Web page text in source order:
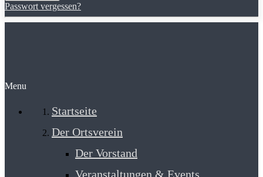
Passwort vergessen?
Menu
Startseite
Der Ortsverein
Der Vorstand
Veranstaltungen & Events